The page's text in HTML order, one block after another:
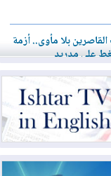
بلا مأوى.. أزمة
مدريد
لمدة عام.. بدء توريد 100
من غاز كورمور في
الكهرباء العراقية
تواجه العراق